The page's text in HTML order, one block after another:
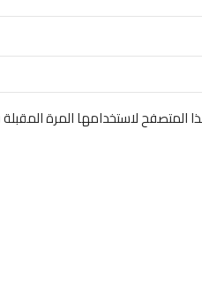
المتصفح لاستخدامها المرة